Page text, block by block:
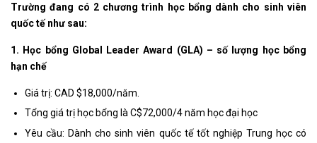
Trường đang có 2 chương trình học bổng dành cho sinh viên
quốc tế như sau:
1. Học bổng Global Leader Award (GLA) – số lượng học bổng
hạn chế
Giá trị: CAD $18,000/năm.
Tổng giá trị học bổng là C$72,000/4 năm học đại học
Yêu cầu: Dành cho sinh viên quốc tế tốt nghiệp Trung học có